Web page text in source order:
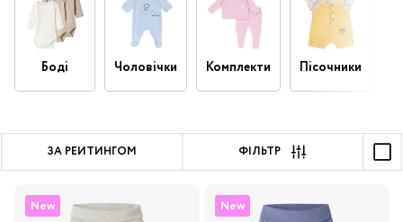
Боді Чоловічки Комплекти Пісочники
ЗА РЕЙТИНГОМ ФІЛЬТР
New
New